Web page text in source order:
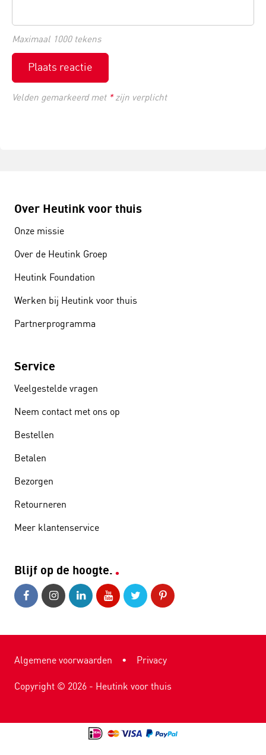
Maximaal 1000 tekens
Plaats reactie
Velden gemarkeerd met *zijn verplicht
Over Heutink voor thuis
Onze missie
Over de Heutink Groep
Heutink Foundation
Werken bij Heutink voor thuis
Partnerprogramma
Service
Veelgestelde vragen
Neem contact met ons op
Bestellen
Betalen
Bezorgen
Retourneren
Meer klantenservice
Blijf op de hoogte.
Algemene voorwaarden • Privacy
Copyright © 2026 - Heutink voor thuis